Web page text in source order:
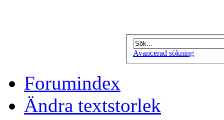
Avancerad sökning
Forumindex
Ändra textstorlek